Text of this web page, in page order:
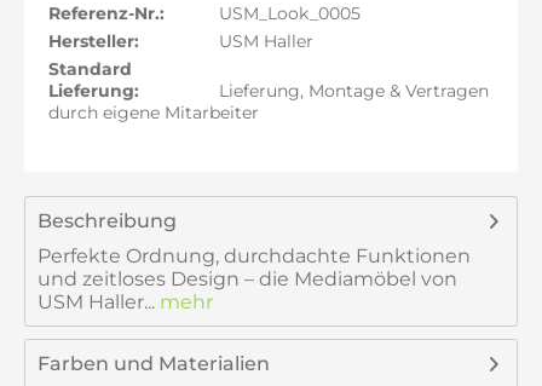
Referenz-Nr.:
USM_Look_0005
Hersteller:
USM Haller
Standard
Lieferung:
Lieferung, Montage & Vertragen
durch eigene Mitarbeiter
Beschreibung
Perfekte Ordnung, durchdachte Funktionen
und zeitloses Design – die Mediamöbel von
USM Haller... mehr
Farben und Materialien